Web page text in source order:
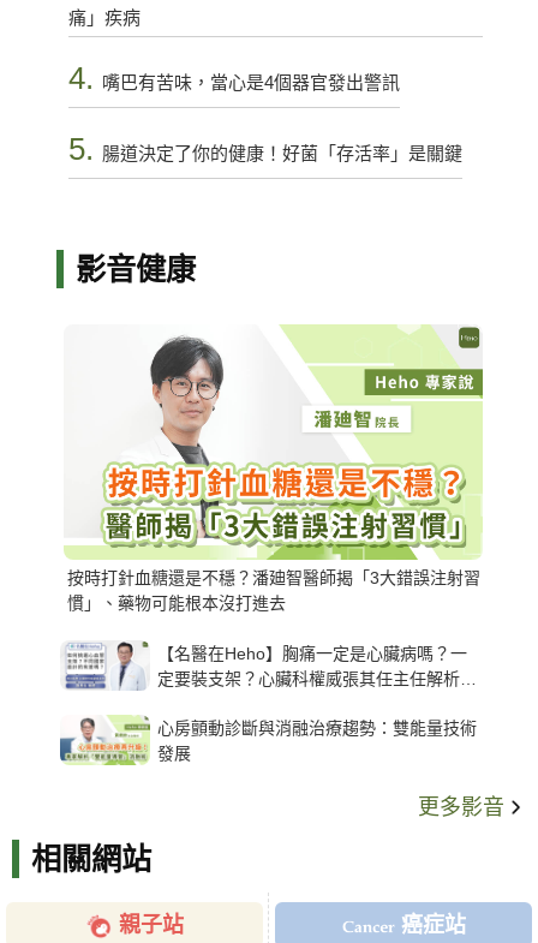
痛」疾病
4. 嘴巴有苦味，當心是4個器官發出警訊
5. 腸道決定了你的健康！好菌「存活率」是關鍵
影音健康
按時打針血糖還是不穩？潘廸智醫師揭「3大錯誤注射習
慣」、藥物可能根本沒打進去
【名醫在Heho】胸痛一定是心臟病嗎？一
定要裝支架？心臟科權威張其任主任解析支
心房顫動診斷與消融治療趨勢：雙能量技術
發展
更多影音
相關網站
親子站 癌症站